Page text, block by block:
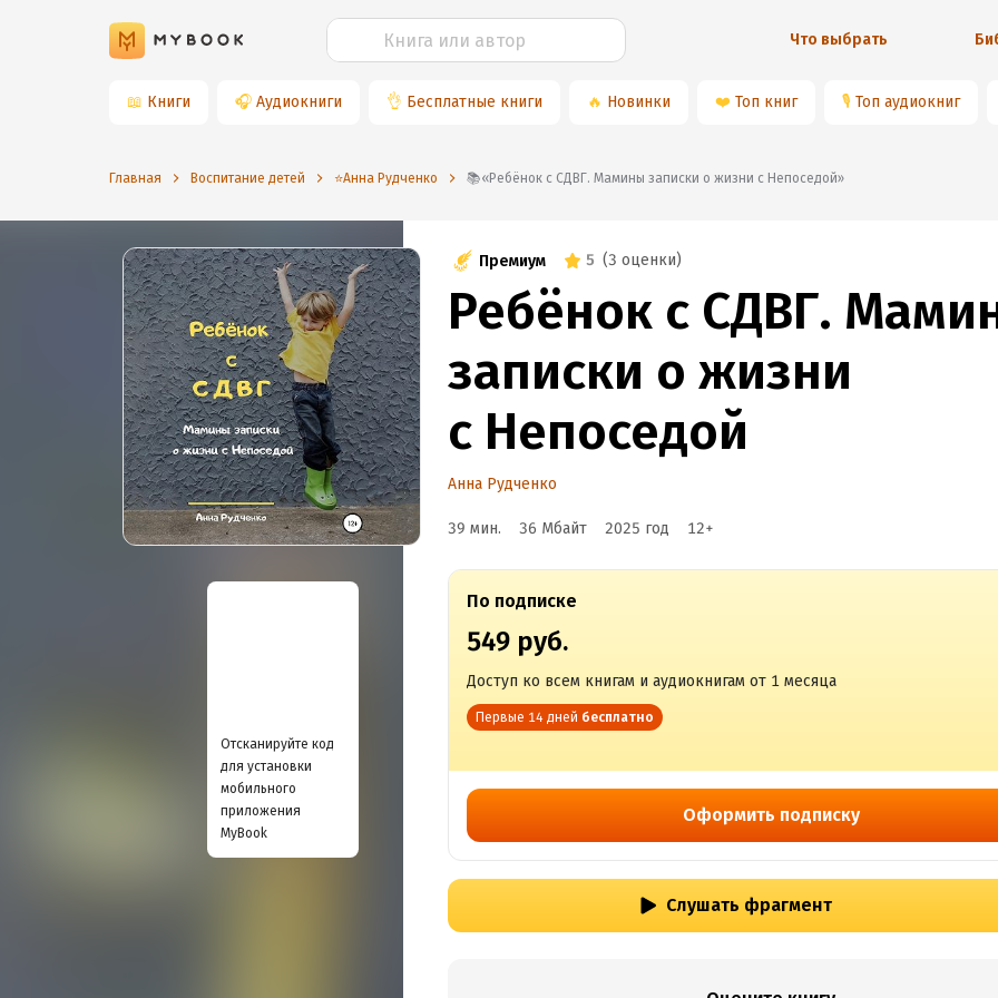
Что выбрать
📖 Книги 🎧 Аудиокниги 👌 Бесплатные книги 🔥 Новинки ❤️ Топ книг 🎙 Топ аудиокниг
Главная Воспитание детей ⭐️Анна Рудченко 📚«Ребёнок с СДВГ. Мамины записки о жизни с Непоседой»
Отсканируйте код
для установки
мобильного
приложения
MyBook
Премиум 5 (3 оценки)
Ребёнок с СДВГ.
записки о жизни
с Непоседой
Анна Рудченко
39 мин. 36 Мбайт 2025 год 12+
По подписке
549 руб.
Доступ ко всем книгам и аудиокнигам от 1 месяца
Первые 14 дней бесплатно
Оформить подписку
Слушать фрагмент